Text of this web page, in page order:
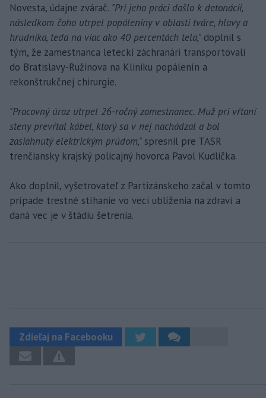
Novesta, údajne zvárač. "Pri jeho práci došlo k detonácii,
následkom čoho utrpel popáleniny v oblasti tváre, hlavy a
hrudníka, teda na viac ako 40 percentách tela," doplnil s
tým, že zamestnanca leteckí záchranári transportovali
do Bratislavy-Ružinova na Kliniku popálenín a
rekonštrukčnej chirurgie.
"Pracovný úraz utrpel 26-ročný zamestnanec. Muž pri vŕtaní
steny prevŕtal kábel, ktorý sa v nej nachádzal a bol
zasiahnutý elektrickým prúdom," spresnil pre TASR
trenčiansky krajský policajný hovorca Pavol Kudlička.
Ako doplnil, vyšetrovateľ z Partizánskeho začal v tomto
prípade trestné stíhanie vo veci ublíženia na zdraví a
daná vec je v štádiu šetrenia.
Zdieľaj na Facebooku